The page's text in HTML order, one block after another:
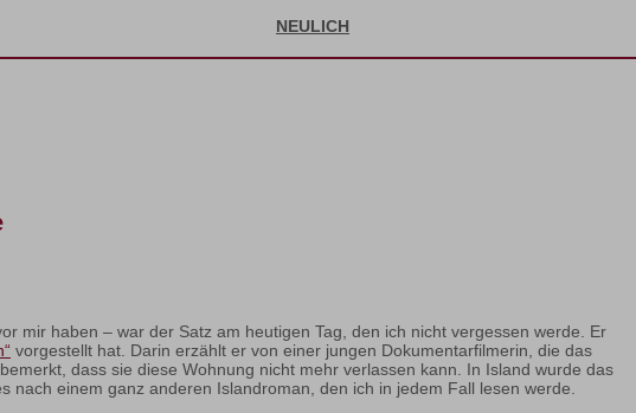
NEULICH
mir haben – war der Satz am heutigen Tag, den ich nicht vergessen werde. Er
vorgestellt hat. Darin erzählt er von einer jungen Dokumentarfilmerin, die das
dass sie diese Wohnung nicht mehr verlassen kann. In Island wurde das
nach einem ganz anderen Islandroman, den ich in jedem Fall lesen werde.